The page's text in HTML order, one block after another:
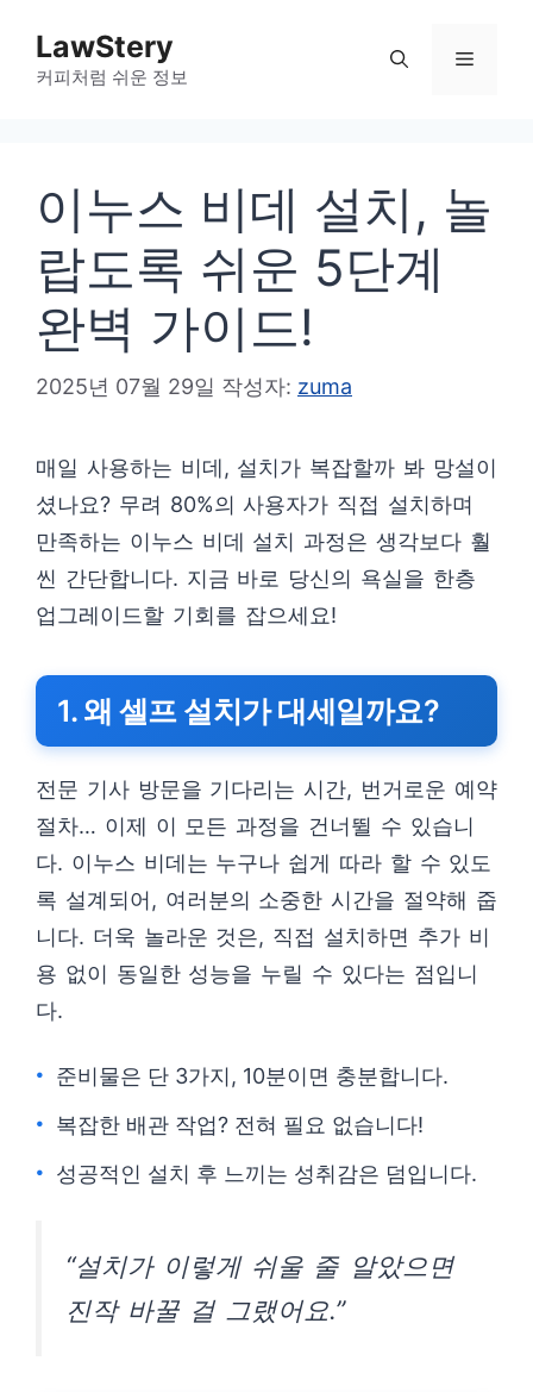
LawStery
커피처럼 쉬운 정보
메
이누스 비데 설치, 놀
랍도록 쉬운 5단계
완벽 가이드!
2025년 07월 29일 작성자: zuma
매일 사용하는 비데, 설치가 복잡할까 봐 망설이
셨나요? 무려 80%의 사용자가 직접 설치하며
만족하는 이누스 비데 설치 과정은 생각보다 훨
씬 간단합니다. 지금 바로 당신의 욕실을 한층
업그레이드할 기회를 잡으세요!
1. 왜 셀프 설치가 대세일까요?
전문 기사 방문을 기다리는 시간, 번거로운 예약
절차… 이제 이 모든 과정을 건너뛸 수 있습니
다. 이누스 비데는 누구나 쉽게 따라 할 수 있도
록 설계되어, 여러분의 소중한 시간을 절약해 줍
니다. 더욱 놀라운 것은, 직접 설치하면 추가 비
용 없이 동일한 성능을 누릴 수 있다는 점입니
다.
준비물은 단 3가지, 10분이면 충분합니다.
복잡한 배관 작업? 전혀 필요 없습니다!
성공적인 설치 후 느끼는 성취감은 덤입니다.
“설치가 이렇게 쉬울 줄 알았으면
진작 바꿀 걸 그랬어요.”